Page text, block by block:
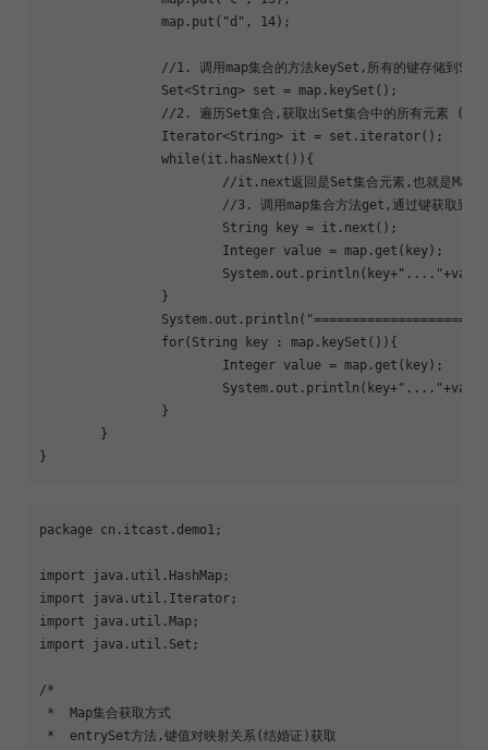
		map.put(
"d" , 14);
		Set<String>
set = map.keySet();
while(it.hasNext()){
			System.out.println(key+
"...."
		System.out.println(
for(String key : map.keySet()){
			System.out.println(key+
"...."
package cn.itcast.demo1;
import java.util.HashMap;
import java.util.Iterator;
import java.util.Map;
import java.util.Set;
/*
*  Map集合获取方式
*  entrySet方法,键值对映射关系(结婚证)获取